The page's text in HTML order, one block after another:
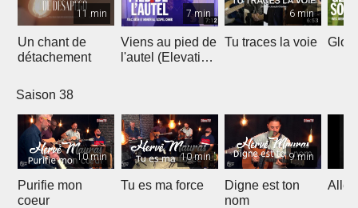
11 min
Un chant de
détachement
7 min
Viens au pied de
l'autel (Elevation
6 min
Tu traces la voie
Saison 38
10 min
Purifie mon
coeur
10 min
Tu es ma force
9 min
Digne est ton
nom